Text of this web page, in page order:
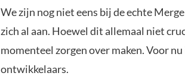
We zijn nog niet eens bij de echte
zich al aan. Hoewel dit allemaal niet
momenteel zorgen over maken. Voor
ontwikkelaars.